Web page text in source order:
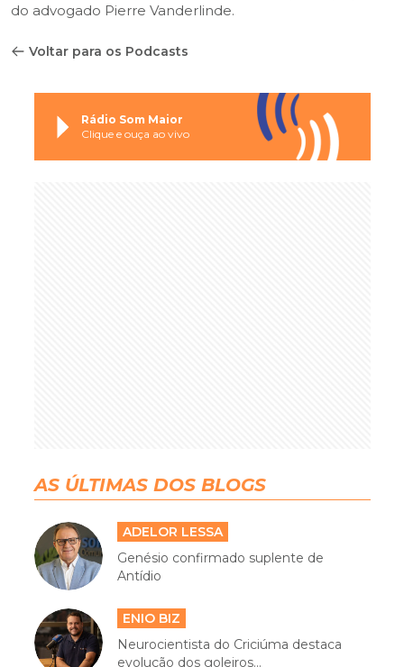
do advogado Pierre Vanderlinde.
Voltar para os Podcasts
Rádio Som Maior
Clique e ouça ao vivo
AS ÚLTIMAS DOS BLOGS
ADELOR LESSA
Genésio confirmado suplente de
Antídio
ENIO BIZ
Neurocientista do Criciúma destaca
evolução dos goleiros...